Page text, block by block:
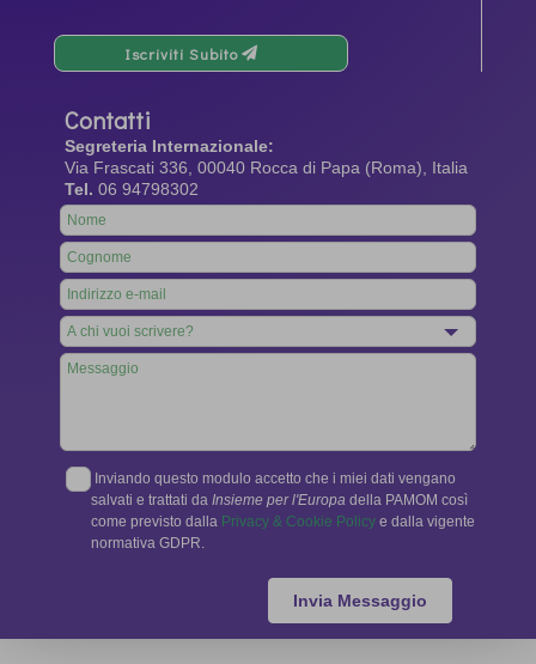
Iscriviti Subito
Contatti
Segreteria Internazionale:
Via Frascati 336, 00040 Rocca di Papa (Roma), Italia
Tel. 06 94798302
Leave
this
field
blank
Inviando questo modulo accetto che i miei dati vengano
salvati e trattati da Insieme per l'Europa della PAMOM così
come previsto dalla Privacy & Cookie Policy e dalla vigente
normativa GDPR.
Invia Messaggio